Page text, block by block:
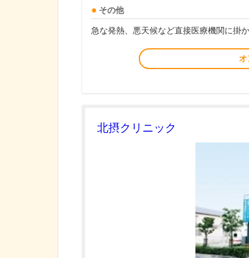
その他
急な発熱、悪天候など直接医療機関に掛
オ
北摂クリニック